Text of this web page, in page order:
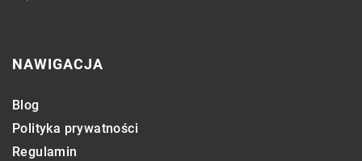
NAWIGACJA
Blog
Polityka prywatności
Regulamin